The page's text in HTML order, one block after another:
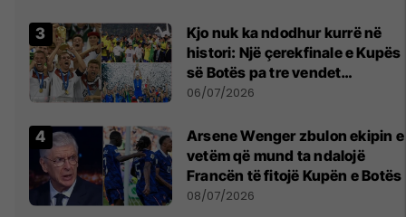
Kjo nuk ka ndodhur kurrë në
histori: Një çerekfinale e Kupës
së Botës pa tre vendet
legjendare të futbollit
06/07/2026
Arsene Wenger zbulon ekipin e
vetëm që mund ta ndalojë
Francën të fitojë Kupën e Botës
08/07/2026